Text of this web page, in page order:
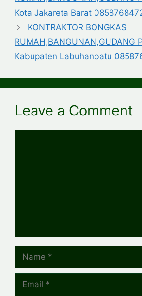
Kota Jakareta Barat
KONTRAKTOR BONGKAS
RUMAH,BANGUNAN,GUDANG
Kabupaten Labuhanbatu
Leave a Comment
Name
Email